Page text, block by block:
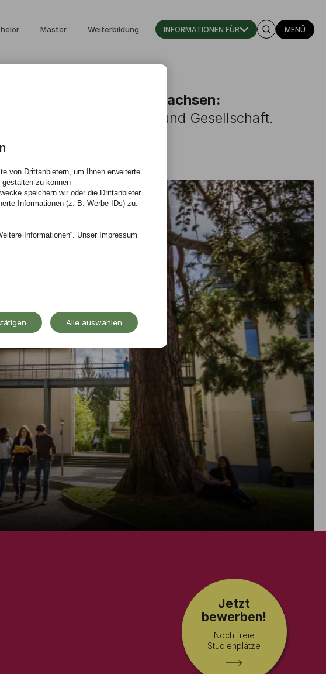
Master Weiterbildung INFORMATIONEN FÜR MENÜ
gemeinsam wachsen:
Hochschule für Kunst und Gesellschaft.
Jetzt
bewerben!
Noch freie
Studienplätze
von Drittanbietern, um Ihnen erweiterte
zu können
speichern wir oder die Drittanbieter
Informationen (z. B. Werbe-IDs) zu.
Informationen“. Unser Impressum
Alle auswählen